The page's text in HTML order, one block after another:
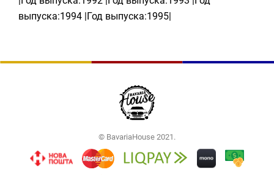
выпуска:1994 |Год выпуска:1995|
© BavariaHouse 2021.